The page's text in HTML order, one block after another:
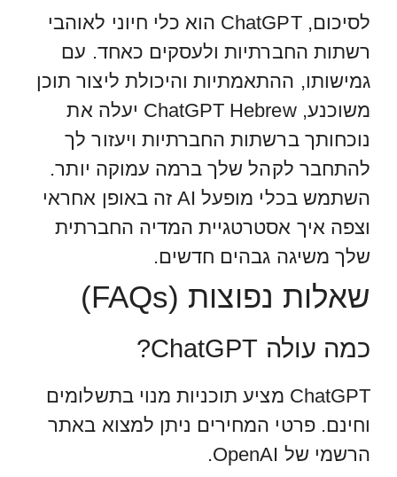
לסיכום, ChatGPT הוא כלי חיוני לאוהבי
רשתות החברתיות ולעסקים כאחד. עם
גמישותו, ההתאמתיות והיכולת ליצור תוכן
משוכנע, ChatGPT Hebrew יעלה את
נוכחותך ברשתות החברתיות ויעזור לך
להתחבר לקהל שלך ברמה עמוקה יותר.
השתמש בכלי מופעל AI זה באופן אחראי
וצפה איך אסטרטגיית המדיה החברתית
שלך משיגה גבהים חדשים.
שאלות נפוצות (FAQs)
כמה עולה ChatGPT?
ChatGPT מציע תוכניות מנוי בתשלומים
וחינם. פרטי המחירים ניתן למצוא באתר
הרשמי של OpenAI.